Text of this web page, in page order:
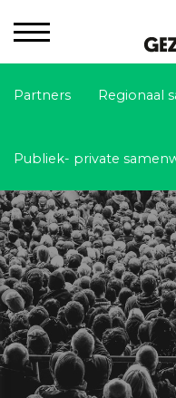
Partners Regionaal
Publiek- private